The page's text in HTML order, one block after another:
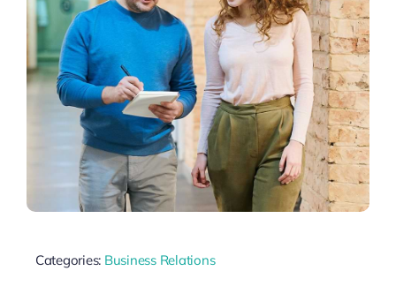
Categories: Business Relations